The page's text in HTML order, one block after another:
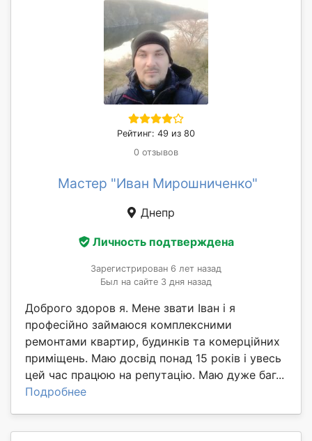
Рейтинг: 49 из 80
0 отзывов
Мастер "Иван Мирошниченко"
Днепр
Личность подтверждена
Зарегистрирован 6 лет назад
Был на сайте 3 дня назад
Доброго здоров я. Мене звати Іван і я
професійно займаюся комплексними
ремонтами квартир, будинків та комерційних
приміщень. Маю досвід понад 15 років і увесь
цей час працюю на репутацію. Маю дуже баг...
Подробнее